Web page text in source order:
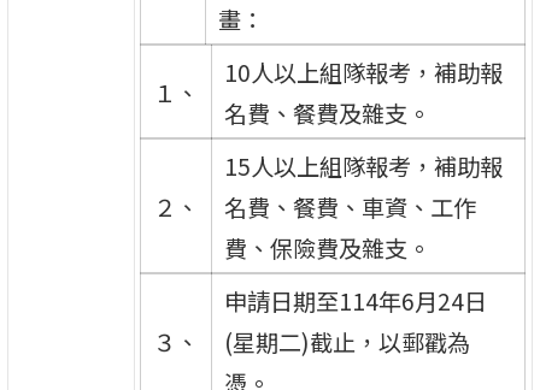
畫：
１、
10人以上組隊報考，補助報
名費、餐費及雜支。
２、
15人以上組隊報考，補助報
名費、餐費、車資、工作
費、保險費及雜支。
３、
申請日期至114年6月24日
(星期二)截止，以郵戳為
憑。